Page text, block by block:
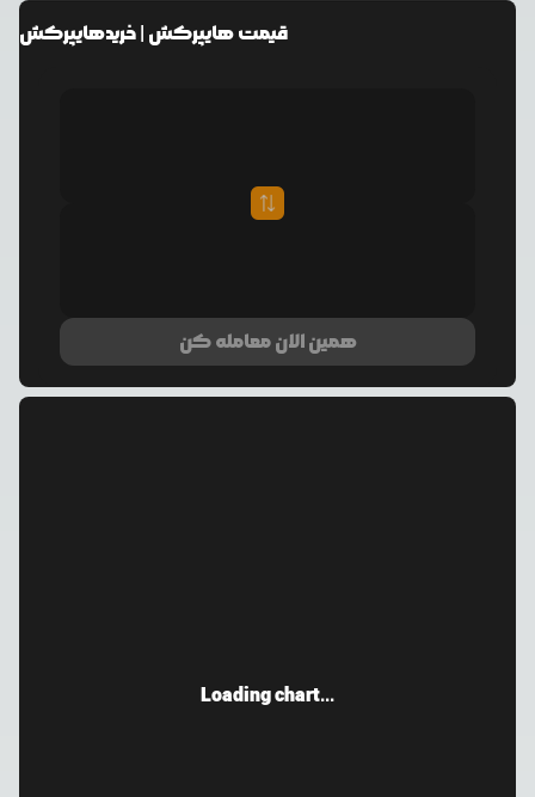
قیمتهایپرکش | خریدهایپرکش
همین الان معامله کن
Loading chart...